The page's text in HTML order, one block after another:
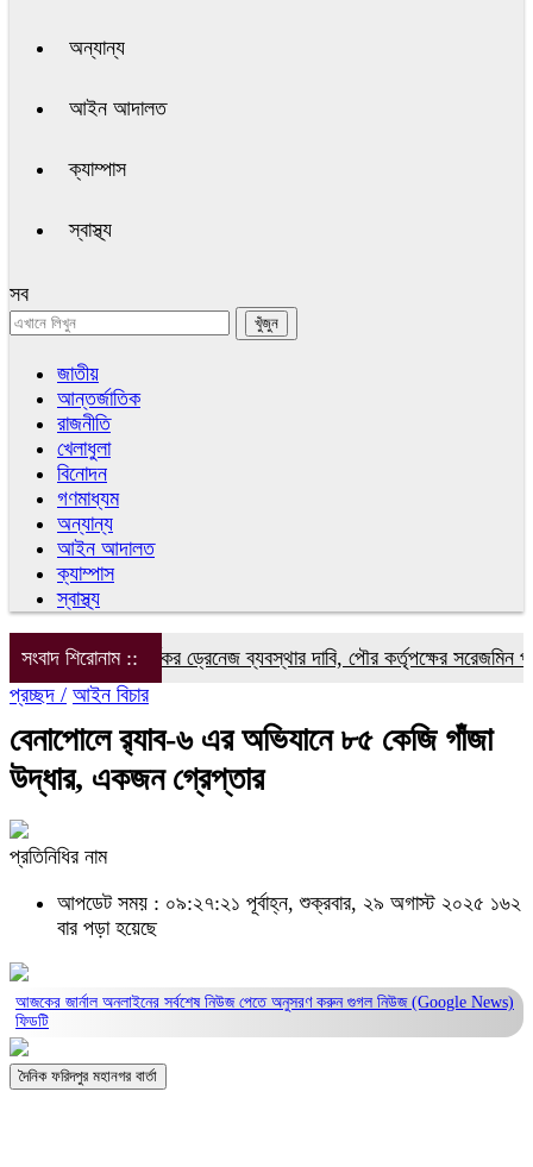
অন্যান্য
আইন আদালত
ক্যাম্পাস
স্বাস্থ্য
সব
জাতীয়
আন্তর্জাতিক
রাজনীতি
খেলাধুলা
বিনোদন
গণমাধ্যম
অন্যান্য
আইন আদালত
ক্যাম্পাস
স্বাস্থ্য
সংবাদ শিরোনাম ::
ওয়ার্ডে কার্যকর ড্রেনেজ ব্যবস্থার দাবি, পৌর কর্তৃপক্ষের সরেজমিন
প্রচ্ছদ / আইন বিচার
বেনাপোলে র‌্যাব-৬ এর অভিযানে ৮৫ কেজি গাঁজা
উদ্ধার, একজন গ্রেপ্তার
প্রতিনিধির নাম
আপডেট সময় : ০৯:২৭:২১ পূর্বাহ্ন, শুক্রবার, ২৯ অগাস্ট ২০২৫ ১৬২
বার পড়া হয়েছে
আজকের জার্নাল অনলাইনের সর্বশেষ নিউজ পেতে অনুসরণ করুন গুগল নিউজ (Google News)
ফিডটি
দৈনিক ফরিদপুর মহানগর বার্তা